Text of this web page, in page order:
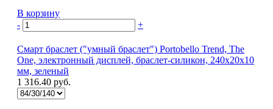
В корзину
-
+
Смарт браслет ("умный браслет") Portobello Trend, The
One, электронный дисплей, браслет-силикон, 240x20x10
мм, зеленый
1 316.40 руб.